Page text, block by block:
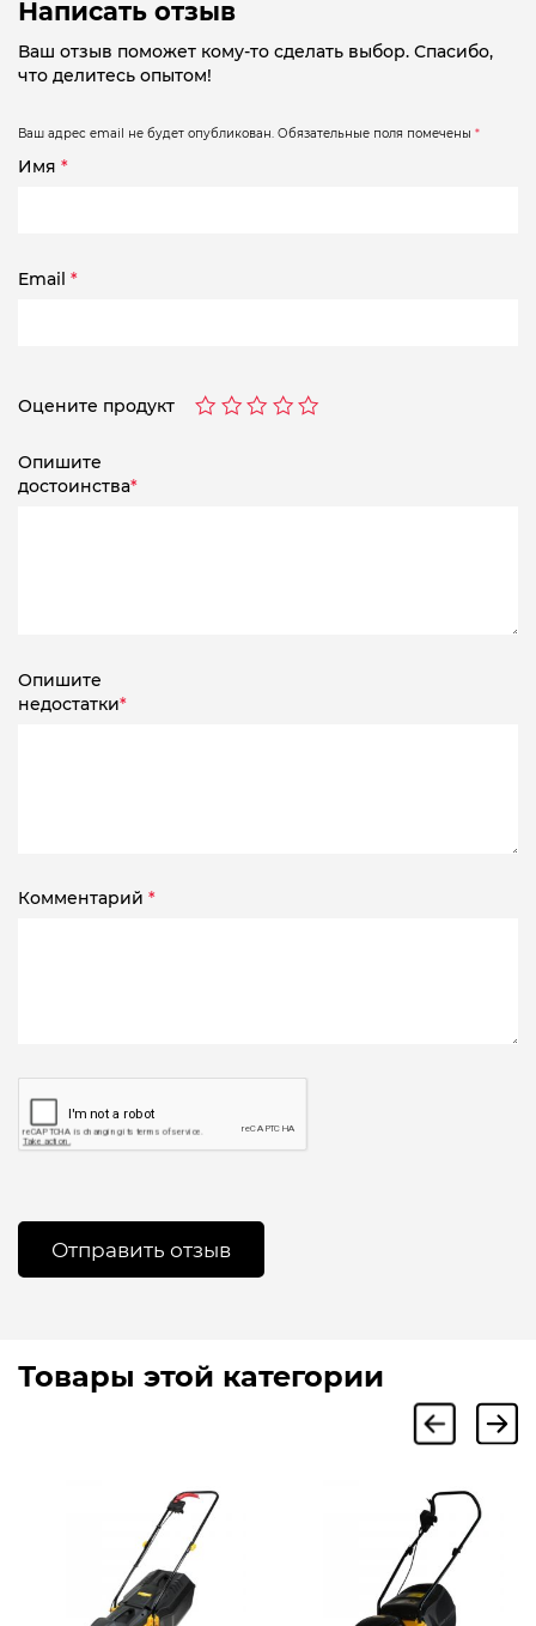
Написать отзыв
Ваш отзыв поможет кому-то сделать выбор. Спасибо,
что делитесь опытом!
Ваш адрес email не будет опубликован. Обязательные поля помечены *
Имя *
Email *
Оцените продукт
Опишите
достоинства*
Опишите
недостатки*
Комментарий *
Товары этой категории